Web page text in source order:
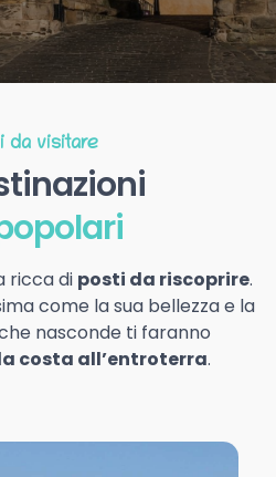
da visitare
ricca di posti da riscoprire.
come la sua bellezza e la
nasconde ti faranno
costa all’entroterra.